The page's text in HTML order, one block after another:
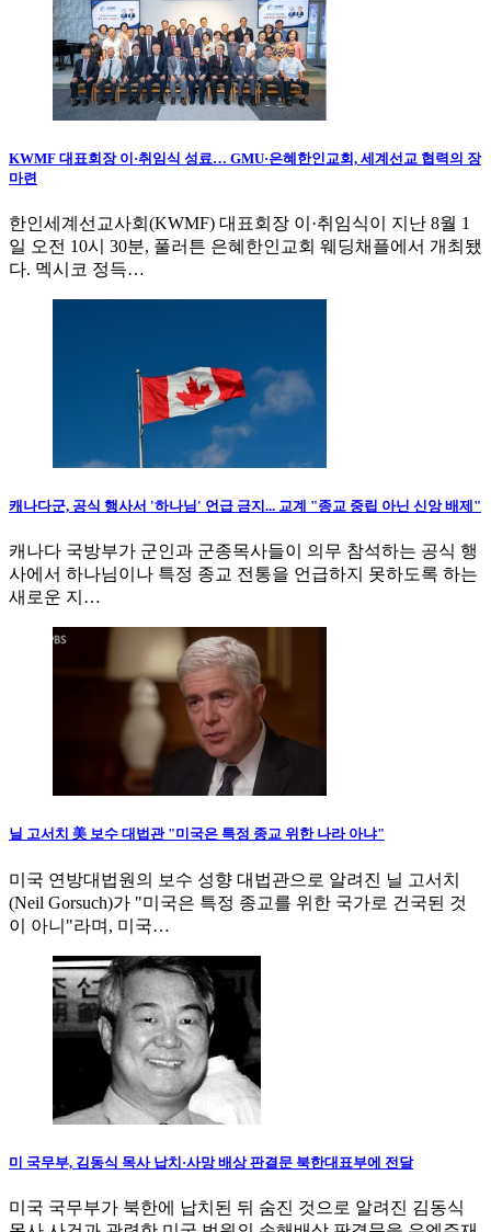
KWMF 대표회장 이·취임식 성료… GMU·은혜한인교회, 세계선교 협력의 장
마련
한인세계선교사회(KWMF) 대표회장 이·취임식이 지난 8월 1
일 오전 10시 30분, 풀러튼 은혜한인교회 웨딩채플에서 개최됐
다. 멕시코 정득…
캐나다군, 공식 행사서 '하나님' 언급 금지... 교계 "종교 중립 아닌 신앙 배제"
캐나다 국방부가 군인과 군종목사들이 의무 참석하는 공식 행
사에서 하나님이나 특정 종교 전통을 언급하지 못하도록 하는
새로운 지…
닐 고서치 美 보수 대법관 "미국은 특정 종교 위한 나라 아냐"
미국 연방대법원의 보수 성향 대법관으로 알려진 닐 고서치
(Neil Gorsuch)가 "미국은 특정 종교를 위한 국가로 건국된 것
이 아니"라며, 미국…
미 국무부, 김동식 목사 납치·사망 배상 판결문 북한대표부에 전달
미국 국무부가 북한에 납치된 뒤 숨진 것으로 알려진 김동식